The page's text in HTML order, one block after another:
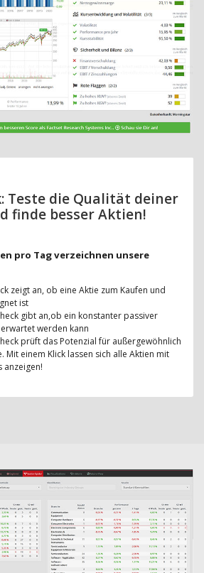
Teste die Qualität deiner
finde besser Aktien!
pro Tag verzeichnen unsere
zeigt an, ob eine Aktie zum Kaufen und
ist
gibt an,ob ein konstanter passiver
werden kann
prüft das Potenzial für außergewöhnlich
Mit einem Klick lassen sich alle Aktien mit
anzeigen!